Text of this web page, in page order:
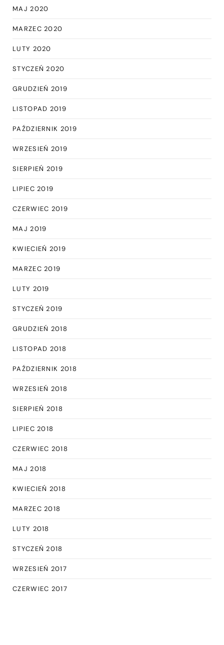
MAJ 2020
MARZEC 2020
LUTY 2020
STYCZEŃ 2020
GRUDZIEŃ 2019
LISTOPAD 2019
PAŹDZIERNIK 2019
WRZESIEŃ 2019
SIERPIEŃ 2019
LIPIEC 2019
CZERWIEC 2019
MAJ 2019
KWIECIEŃ 2019
MARZEC 2019
LUTY 2019
STYCZEŃ 2019
GRUDZIEŃ 2018
LISTOPAD 2018
PAŹDZIERNIK 2018
WRZESIEŃ 2018
SIERPIEŃ 2018
LIPIEC 2018
CZERWIEC 2018
MAJ 2018
KWIECIEŃ 2018
MARZEC 2018
LUTY 2018
STYCZEŃ 2018
WRZESIEŃ 2017
CZERWIEC 2017